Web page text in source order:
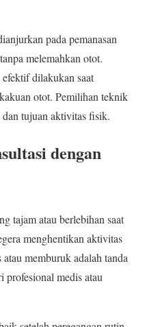
pada pemanasan
melemahkan otot.
dilakukan saat
otot. Pemilihan teknik
tujuan aktivitas fisik.
dengan
tajam atau berlebihan saat
menghentikan aktivitas
memburuk adalah tanda
profesional medis atau